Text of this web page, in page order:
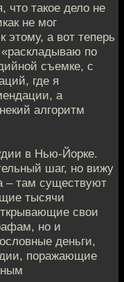
что такое дело не
не мог
этому, а вот теперь
по
съемке, с
где я
а
алгоритм
в Нью-Йорке.
шаг, но вижу
– там существуют
тысячи
свои
но и
деньги,
поражающие